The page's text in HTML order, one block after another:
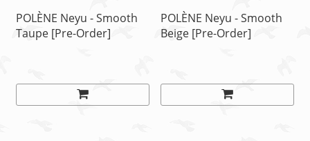
POLÈNE Neyu - Smooth
Taupe [Pre-Order]
POLÈNE Neyu - Smooth
Beige [Pre-Order]